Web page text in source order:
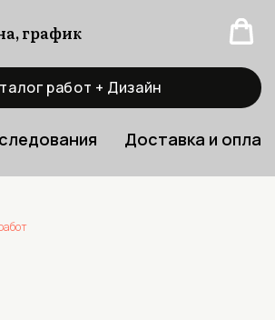
график
работ + Дизайн
Доставка и